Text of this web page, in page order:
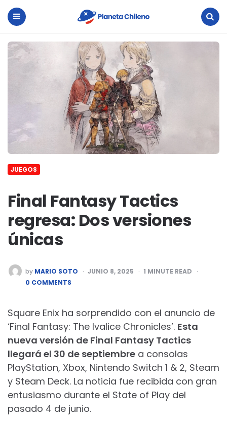
Planeta
Chileno
JUEGOS
Final Fantasy Tactics
regresa: Dos versiones
únicas
POSTED
BY
by MARIO SOTO JUNIO 8, 2025 1 MINUTE READ
0 COMMENTS
Square Enix ha sorprendido con el anuncio de
‘Final Fantasy: The Ivalice Chronicles’. Esta
nueva versión de Final Fantasy Tactics
llegará el 30 de septiembre a consolas
PlayStation, Xbox, Nintendo Switch 1 & 2, Steam
y Steam Deck. La noticia fue recibida con gran
entusiasmo durante el State of Play del
pasado 4 de junio.